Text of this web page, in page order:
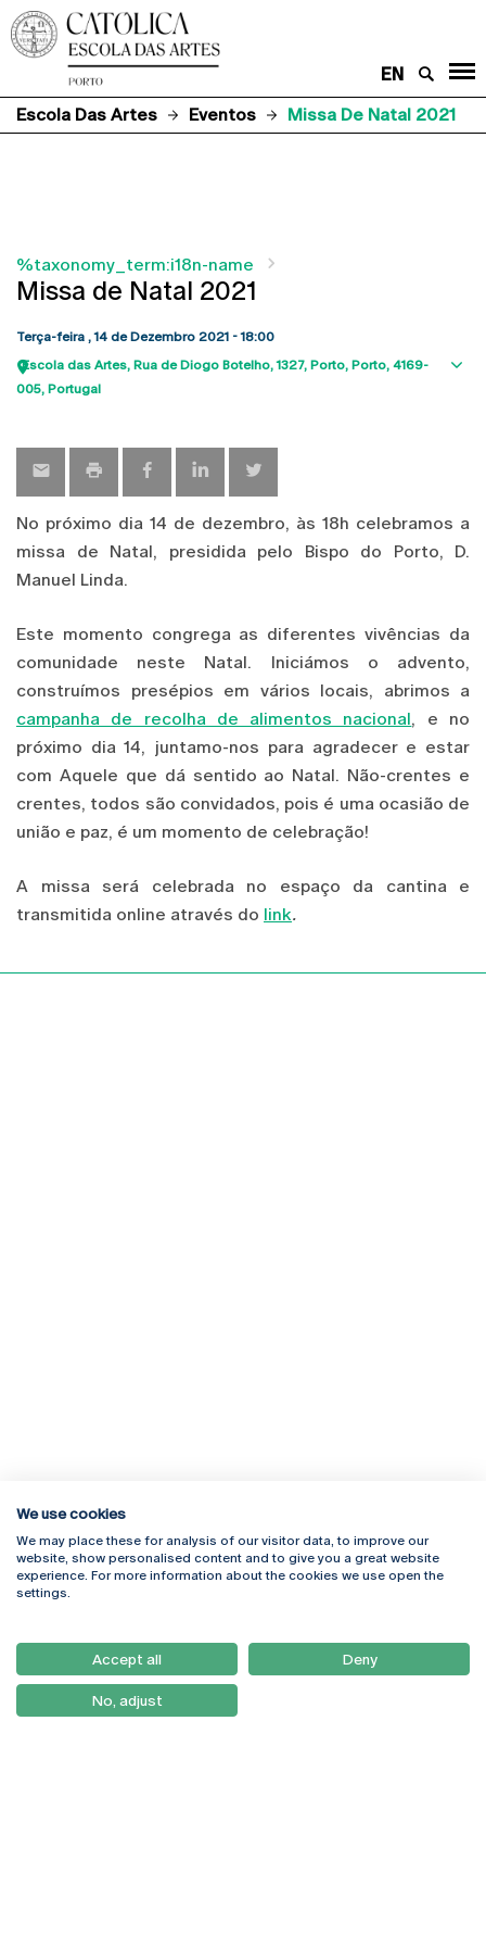
EN
Escola Das Artes
Eventos Missa De Natal 2021
%taxonomy_term:i18n-name
Missa de Natal 2021
Terça-feira , 14 de Dezembro 2021 - 18:00
Escola das Artes Rua de Diogo Botelho, 1327 Porto Porto 4169-
005 Portugal
No próximo dia 14 de dezembro, às 18h celebramos a
missa de Natal, presidida pelo Bispo do Porto, D.
Manuel Linda.
Este momento congrega as diferentes vivências da
comunidade neste Natal. Iniciámos o advento,
construímos presépios em vários locais, abrimos a
campanha de recolha de alimentos nacional, e no
próximo dia 14, juntamo-nos para agradecer e estar
com Aquele que dá sentido ao Natal. Não-crentes e
crentes, todos são convidados, pois é uma ocasião de
união e paz, é um momento de celebração!
A missa será celebrada no espaço da cantina e
transmitida online através do link.
Rua Diogo Botelho 1327
4169-005 Porto
+351 226 196 240
Campus Online
Webmail
Como Chegar
Newsletter
We use cookies
We may place these for analysis of our visitor data, to improve our
website, show personalised content and to give you a great website
experience. For more information about the cookies we use open the
settings.
Accept all Deny
No, adjust